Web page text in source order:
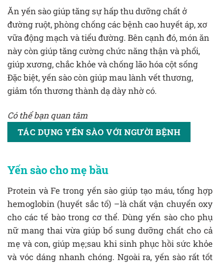
Ăn yến sào giúp tăng sự hấp thu dưỡng chất ở
đường ruột, phòng chống các bệnh cao huyết áp, xơ
vữa động mạch và tiểu đường. Bên cạnh đó, món ăn
này còn giúp tăng cường chức năng thận và phổi,
giúp xương, chắc khỏe và chống lão hóa cột sống
Đặc biệt, yến sào còn giúp mau lành vết thương,
giảm tổn thương thành dạ dày nhờ có.
Có thể bạn quan tâm
TÁC DỤNG YẾN SÀO VỚI NGƯỜI BỆNH
Yến sào cho mẹ bầu
Protein và Fe trong yến sào giúp tạo máu, tổng hợp
hemoglobin (huyết sắc tố) –là chất vận chuyển oxy
cho các tế bào trong cơ thể. Dùng yến sào cho phụ
nữ mang thai vừa giúp bổ sung dưỡng chất cho cả
mẹ và con, giúp mẹ;sau khi sinh phục hồi sức khỏe
và vóc dáng nhanh chóng. Ngoài ra, yến sào rất tốt